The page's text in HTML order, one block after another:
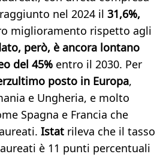
nel 2024 il 31,6%,
miglioramento rispetto agli
però, è ancora lontano
del 45% entro il 2030. Per
posto in Europa,
e Ungheria, e molto
Spagna e Francia che
Istat rileva che il tasso
è 11 punti percentuali